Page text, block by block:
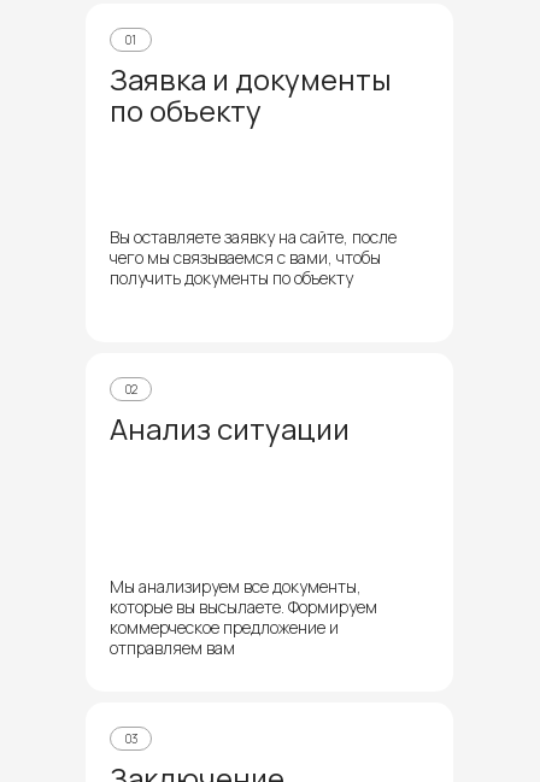
03
02
Мы анализируем все документы,
которые вы высылаете. Формируем
коммерческое предложение и
отправляем вам
Анализ ситуации
01
Вы оставляете заявку на сайте, после
чего мы связываемся с вами, чтобы
получить документы по объекту
Заявка и документы
по объекту